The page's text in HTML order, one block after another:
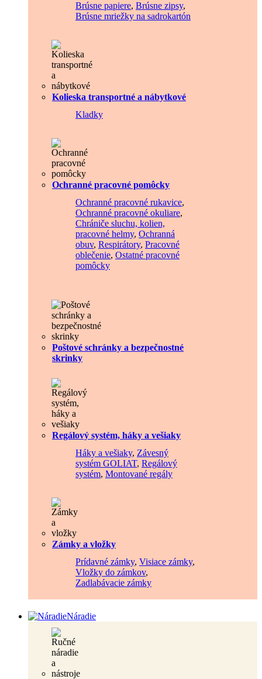
Brúsne papiere, Brúsne zipsy,
Brúsne mriežky na sadrokartón
Kolieska transportné a nábytkové
Kladky
Ochranné pracovné pomôcky
Ochranné pracovné rukavice,
Ochranné pracovné okuliare,
Chrániče sluchu, kolien,
pracovné helmy, Ochranná
obuv, Respirátory, Pracovné
oblečenie, Ostatné pracovné
pomôcky
Poštové schránky a bezpečnostné
skrinky
Regálový systém, háky a vešiaky
Háky a vešiaky, Závesný
systém GOLIAT, Regálový
systém, Montované regály
Zámky a vložky
Prídavné zámky, Visiace zámky,
Vložky do zámkov,
Zadlabávacie zámky
Náradie